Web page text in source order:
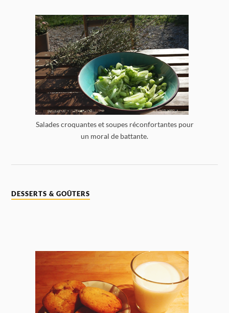
Salades croquantes et soupes réconfortantes pour
un moral de battante.
DESSERTS & GOÛTERS